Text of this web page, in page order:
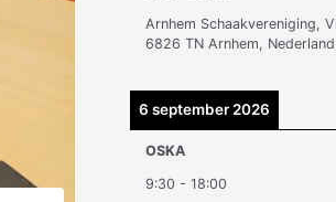
Arnhem Schaakvereniging,
6826 TN Arnhem, Nederland
6 september 2026
OSKA
9:30 - 18:00